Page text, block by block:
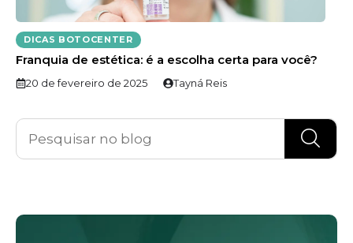
DICAS BOTOCENTER
Franquia de estética: é a escolha certa para você?
20 de fevereiro de 2025 Tayná Reis